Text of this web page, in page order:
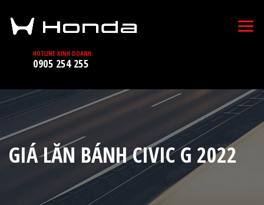
HOTLINE KINH DOANH:
0905 254 255
GIÁ LĂN BÁNH CIVIC G 2022